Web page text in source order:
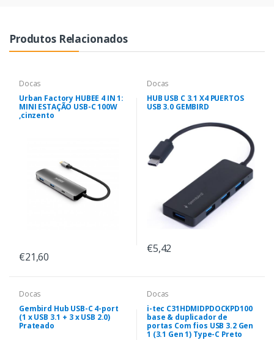
Produtos Relacionados
Docas
Urban Factory HUBEE 4 IN 1:
MINI ESTAÇÃO USB-C 100W
,cinzento
€21,60
Docas
HUB USB C 3.1 X4 PUERTOS
USB 3.0 GEMBIRD
€5,42
Docas
Gembird Hub USB-C 4-port
(1 x USB 3.1 + 3 x USB 2.0)
Prateado
Docas
i-tec C31HDMIDPDOCKPD100
base & duplicador de
portas Com fios USB 3.2 Gen
1 (3.1 Gen 1) Type-C Preto